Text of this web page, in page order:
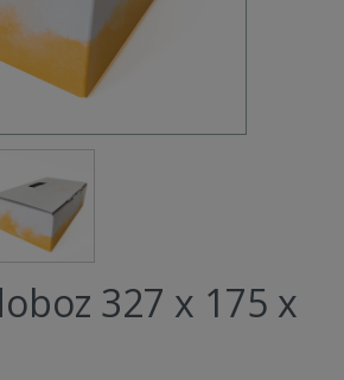
327 x 175 x